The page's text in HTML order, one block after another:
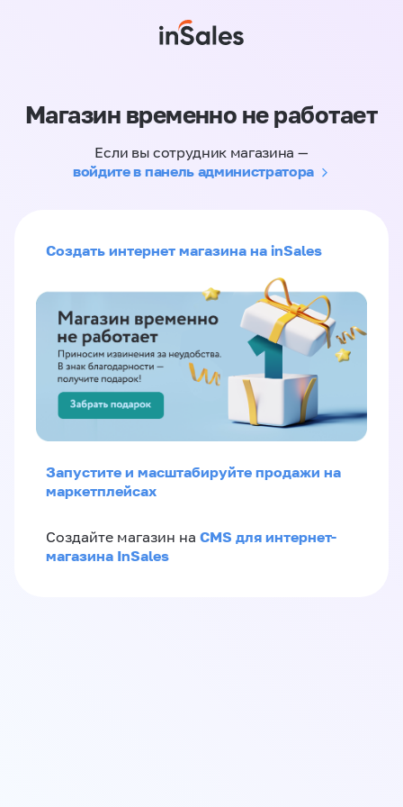
Магазин временно не работает
Если вы сотрудник магазина —
войдите в панель администратора
Создать интернет магазина на inSales
Запустите и масштабируйте продажи на
маркетплейсах
Создайте магазин на CMS для интернет-
магазина InSales